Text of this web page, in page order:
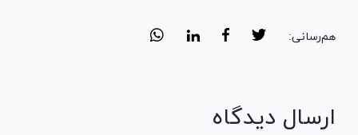
هم‌رسانی:
ارسال دیدگاه